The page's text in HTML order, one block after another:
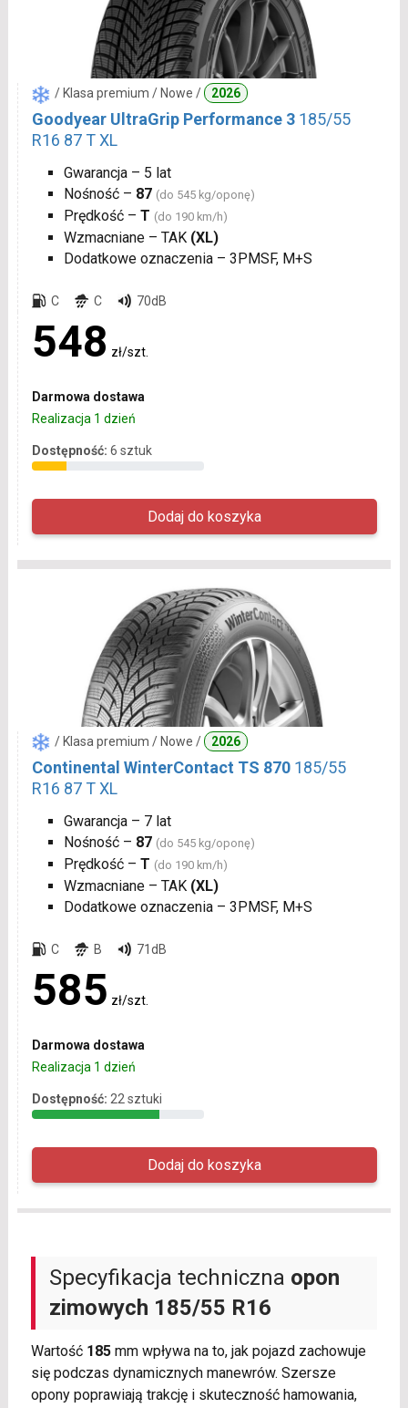
/ Klasa premium / Nowe / 2026
Goodyear UltraGrip Performance 3 185/55
R16 87 T XL
Gwarancja – 5 lat
Nośność – 87 (do 545 kg/oponę)
Prędkość – T (do 190 km/h)
Wzmacniane – TAK (XL)
Dodatkowe oznaczenia – 3PMSF, M+S
C C 70dB
548 zł/szt.
Darmowa dostawa
Realizacja 1 dzień
Dostępność: 6 sztuk
/ Klasa premium / Nowe / 2026
Continental WinterContact TS 870 185/55
R16 87 T XL
Gwarancja – 7 lat
Nośność – 87 (do 545 kg/oponę)
Prędkość – T (do 190 km/h)
Wzmacniane – TAK (XL)
Dodatkowe oznaczenia – 3PMSF, M+S
C B 71dB
585 zł/szt.
Darmowa dostawa
Realizacja 1 dzień
Dostępność: 22 sztuki
Specyfikacja techniczna opon
zimowych 185/55 R16
Wartość 185mm wpływa na to, jak pojazd zachowuje
się podczas dynamicznych manewrów. Szersze
opony poprawiają trakcję i skuteczność hamowania,